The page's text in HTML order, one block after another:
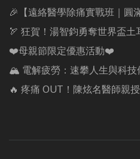
🎉【遠絡醫學除痛實戰班｜圓
🏹 狂賀！湯智鈞勇奪世界盃土
❤️母親節限定優惠活動❤️
🏔️ 電解疲勞：速攀人生與科
🔥 疼痛 OUT！陳炫名醫師親